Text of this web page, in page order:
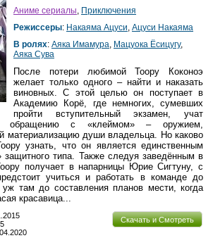
Аниме сериалы, Приключения
Режиссеры: Накаяма Ацуси, Ацуси Накаяма
В ролях: Аяка Имамура, Мацуока Ёсицугу,
Аяка Сува
После потери любимой Тоору Коконоэ
желает только одного – найти и наказать
виновных. С этой целью он поступает в
Академию Корё, где немногих, сумевших
пройти вступительный экзамен, учат
обращению с «клеймом» – оружием,
материализацию души владельца. Но каково
узнать, что он является единственным
защитного типа. Также следуя заведённым в
получает в напарницы Юрие Сигтуну, с
учиться и работать в команде до
там до составления планов мести, когда
красавица...
Скачать и Смотреть